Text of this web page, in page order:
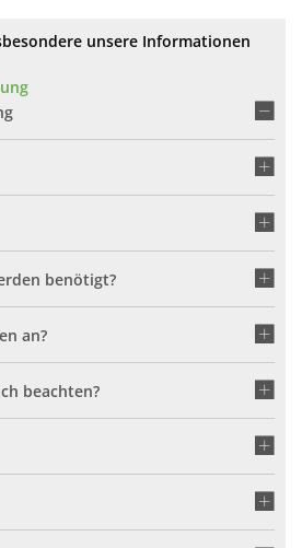
unsere Informationen
benötigt?
an?
beachten?